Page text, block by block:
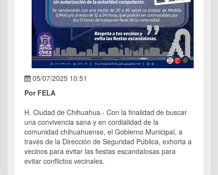
05/07/2025 10:51
Por FELA
H. Ciudad de Chihuahua.- Con la finalidad de buscar
una convivencia sana y en cordialidad de la
comunidad chihuahuense, el Gobierno Municipal, a
través de la Dirección de Seguridad Pública, exhorta a
vecinos para evitar las fiestas escandalosas para
evitar conflictos vecinales.